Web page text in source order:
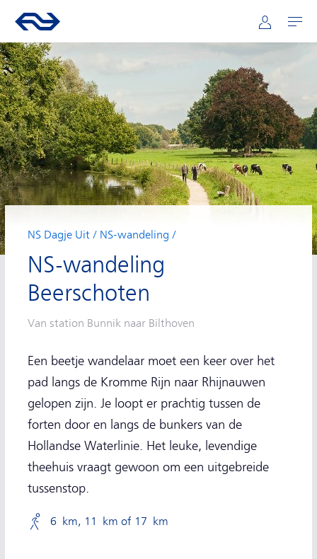
Hoofdnavigatie
Ga naar de homepage van ns.nl Mijn NS
Openen
NS Dagje Uit NS-wandeling
NS-wandeling
Beerschoten
Van station Bunnik naar Bilthoven
Een beetje wandelaar moet een keer over het
pad langs de Kromme Rijn naar Rhijnauwen
gelopen zijn. Je loopt er prachtig tussen de
forten door en langs de bunkers van de
Hollandse Waterlinie. Het leuke, levendige
theehuis vraagt gewoon om een uitgebreide
tussenstop.
6 km, 11 km of 17 km